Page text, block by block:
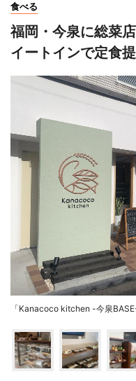
食べる
福岡・今泉に総菜
イートインで定食
「Kanacoco kitchen -今泉